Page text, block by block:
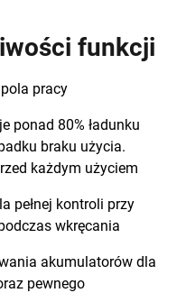
sztuczne. 10-
wiercenie i
podczas pracy
Część rodziny
w technologii litowo-
niekończące
funkcji
pracy
ponad 80% ładunku
braku użycia.
każdym użyciem
pełnej kontroli przy
wkręcania
akumulatorów dla
pewnego